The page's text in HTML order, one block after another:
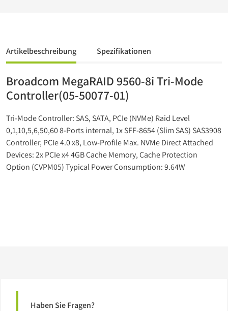
Artikelbeschreibung Spezifikationen
Broadcom MegaRAID 9560-8i Tri-Mode
Controller(05-50077-01)
Tri-Mode Controller: SAS, SATA, PCIe (NVMe) Raid Level
0,1,10,5,6,50,60 8-Ports internal, 1x SFF-8654 (Slim SAS) SAS3908
Controller, PCIe 4.0 x8, Low-Profile Max. NVMe Direct Attached
Devices: 2x PCIe x4 4GB Cache Memory, Cache Protection
Option (CVPM05) Typical Power Consumption: 9.64W
Haben Sie Fragen?